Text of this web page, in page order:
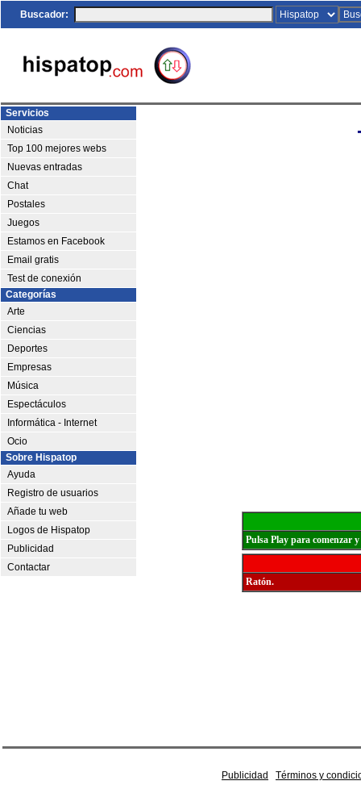
Buscador:
Servicios
Noticias
Top 100 mejores webs
Nuevas entradas
Chat
Postales
Juegos
Estamos en Facebook
Email gratis
Test de conexión
Categorías
Arte
Ciencias
Deportes
Empresas
Música
Espectáculos
Informática - Internet
Ocio
Sobre Hispatop
Ayuda
Registro de usuarios
Añade tu web
Logos de Hispatop
Publicidad
Contactar
Pulsa Play para comenzar
Ratón.
Publicidad Términos y